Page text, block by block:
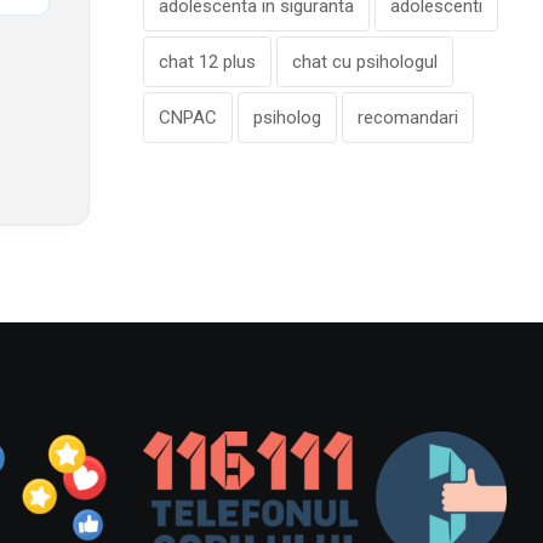
adolescenta in siguranta adolescenti
chat 12 plus chat cu psihologul
CNPAC psiholog recomandari